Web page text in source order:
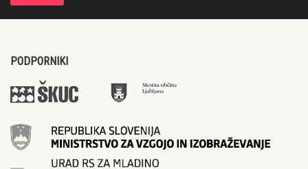
PODPORNIKI